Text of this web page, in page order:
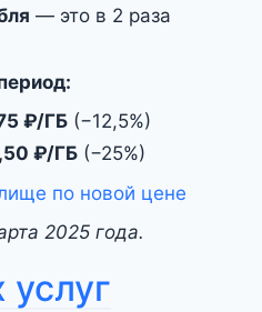
— это в 2 раза
₽/ГБ (−12,5%)
₽/ГБ (−25%)
по новой цене
2025 года.